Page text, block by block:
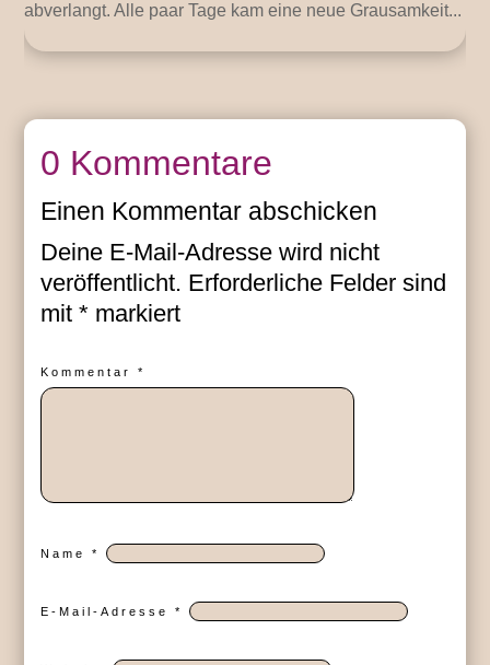
abverlangt. Alle paar Tage kam eine neue Grausamkeit...
0 Kommentare
Einen Kommentar abschicken
Deine E-Mail-Adresse wird nicht
veröffentlicht. Erforderliche Felder sind
mit* markiert
Kommentar*
Name*
E-Mail-Adresse*